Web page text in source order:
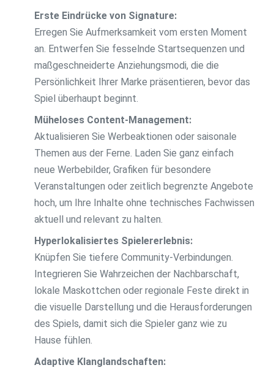
Erste Eindrücke von Signature:
Erregen Sie Aufmerksamkeit vom ersten Moment
an. Entwerfen Sie fesselnde Startsequenzen und
maßgeschneiderte Anziehungsmodi, die die
Persönlichkeit Ihrer Marke präsentieren, bevor das
Spiel überhaupt beginnt.
Müheloses Content-Management:
Aktualisieren Sie Werbeaktionen oder saisonale
Themen aus der Ferne. Laden Sie ganz einfach
neue Werbebilder, Grafiken für besondere
Veranstaltungen oder zeitlich begrenzte Angebote
hoch, um Ihre Inhalte ohne technisches Fachwissen
aktuell und relevant zu halten.
Hyperlokalisiertes Spielererlebnis:
Knüpfen Sie tiefere Community-Verbindungen.
Integrieren Sie Wahrzeichen der Nachbarschaft,
lokale Maskottchen oder regionale Feste direkt in
die visuelle Darstellung und die Herausforderungen
des Spiels, damit sich die Spieler ganz wie zu
Hause fühlen.
Adaptive Klanglandschaften: